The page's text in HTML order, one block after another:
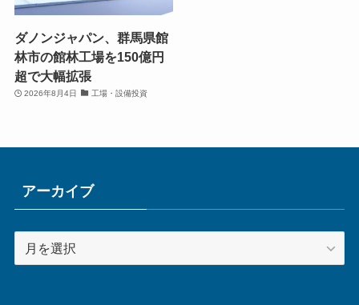
ダノンジャパン、群馬県館
林市の館林工場を150億円
超で大幅拡張
2026年8月4日 工場・設備投資
アーカイブ
ー